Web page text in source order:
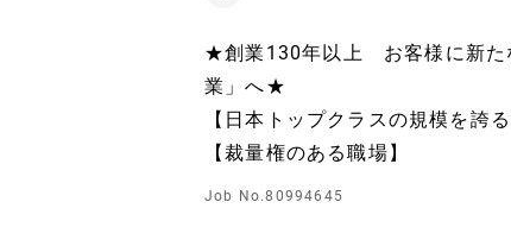
★創業130年以上 お客様に新た
業」へ★
【日本トップクラスの規模を誇
【裁量権のある職場】
Job No.80994645